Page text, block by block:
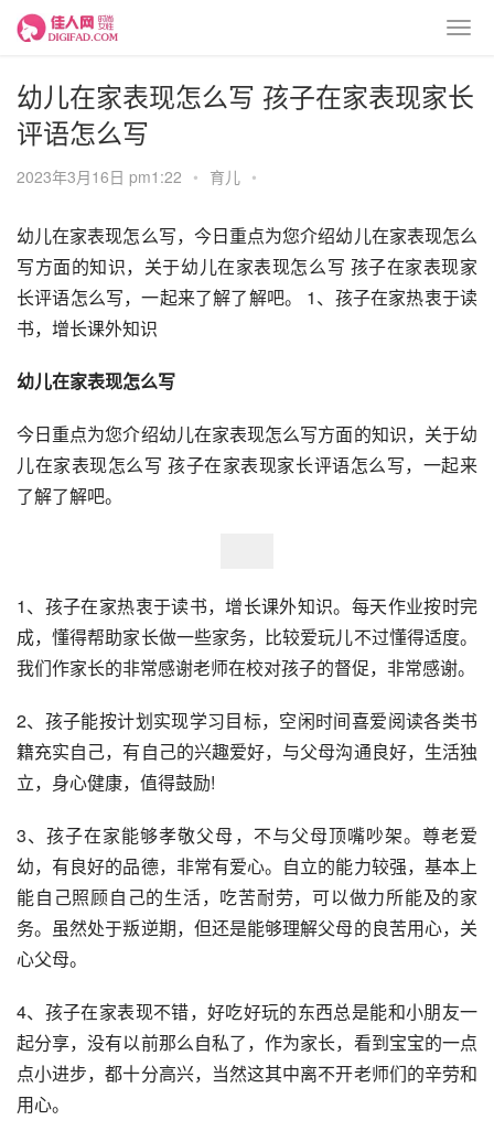
幼儿在家表现怎么写 孩子在家表现家长
评语怎么写
2023年3月16日 pm1:22 • 育儿 •
幼儿在家表现怎么写，今日重点为您介绍幼儿在家表现怎么
写方面的知识，关于幼儿在家表现怎么写 孩子在家表现家
长评语怎么写，一起来了解了解吧。 1、孩子在家热衷于读
书，增长课外知识
幼儿在家表现怎么写
今日重点为您介绍幼儿在家表现怎么写方面的知识，关于幼
儿在家表现怎么写 孩子在家表现家长评语怎么写，一起来
了解了解吧。
1、孩子在家热衷于读书，增长课外知识。每天作业按时完
成，懂得帮助家长做一些家务，比较爱玩儿不过懂得适度。
我们作家长的非常感谢老师在校对孩子的督促，非常感谢。
2、孩子能按计划实现学习目标，空闲时间喜爱阅读各类书
籍充实自己，有自己的兴趣爱好，与父母沟通良好，生活独
立，身心健康，值得鼓励!
3、孩子在家能够孝敬父母，不与父母顶嘴吵架。尊老爱
幼，有良好的品德，非常有爱心。自立的能力较强，基本上
能自己照顾自己的生活，吃苦耐劳，可以做力所能及的家
务。虽然处于叛逆期，但还是能够理解父母的良苦用心，关
心父母。
4、孩子在家表现不错，好吃好玩的东西总是能和小朋友一
起分享，没有以前那么自私了，作为家长，看到宝宝的一点
点小进步，都十分高兴，当然这其中离不开老师们的辛劳和
用心。